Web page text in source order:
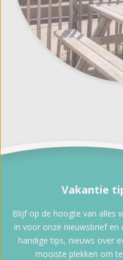
Vakantie
Blijf op de hoogte van alles
in voor onze nieuwsbrief en
handige tips, nieuws over
mooiste plekken om